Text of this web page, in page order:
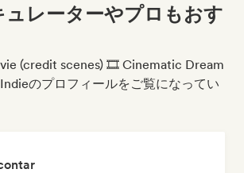
ュレーターやプロもおす
(credit scenes) 🎞️ Cinematic Dream
のプロフィールをご覧になってい